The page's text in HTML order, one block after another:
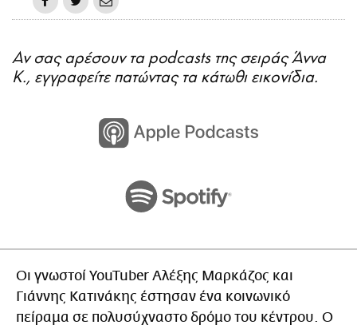
Αν σας αρέσουν τα podcasts της σειράς Άννα
Κ., εγγραφείτε πατώντας τα κάτωθι εικονίδια.
Οι γνωστοί YouTuber Αλέξης Μαρκάζος και
Γιάννης Κατινάκης έστησαν ένα κοινωνικό
πείραμα σε πολυσύχναστο δρόμο του κέντρου. Ο